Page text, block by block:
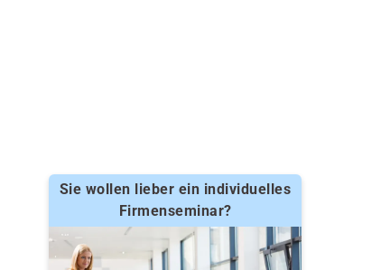
Sie wollen lieber ein individuelles
Firmenseminar?